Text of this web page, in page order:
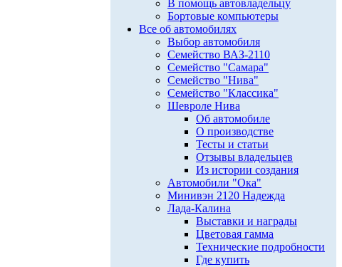
В помощь автовладельцу
Бортовые компьютеры
Все об автомобилях
Выбор автомобиля
Семейство ВАЗ-2110
Семейство "Самара"
Семейство "Нива"
Семейство "Классика"
Шевроле Нива
Об автомобиле
О производстве
Тесты и статьи
Отзывы владельцев
Из истории создания
Автомобили "Ока"
Минивэн 2120 Надежда
Лада-Калина
Выставки и награды
Цветовая гамма
Технические подробности
Где купить